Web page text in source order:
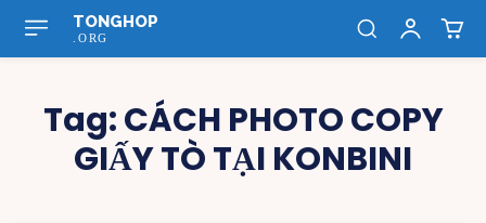
TONGHOP
.ORG
Tag:CÁCH PHOTO COPY
GIẤY TÒ TẠI KONBINI